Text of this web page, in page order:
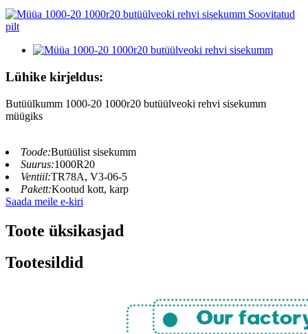
Lühike kirjeldus:
Butüülkumm 1000-20 1000r20 butüülveoki rehvi sisekumm
müügiks
Toode:Butüülist sisekumm
Suurus:1000R20
Ventiil:TR78A, V3-06-5
Pakett:Kootud kott, karp
Saada meile e-kiri
Toote üksikasjad
Tootesildid